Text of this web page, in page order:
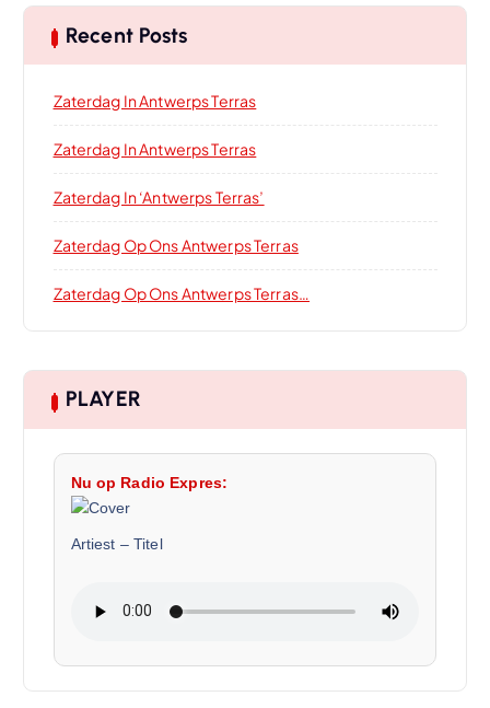
Recent Posts
Zaterdag In Antwerps Terras
Zaterdag In Antwerps Terras
Zaterdag In ‘Antwerps Terras’
Zaterdag Op Ons Antwerps Terras
Zaterdag Op Ons Antwerps Terras…
PLAYER
Nu op Radio Expres:
Artiest – Titel